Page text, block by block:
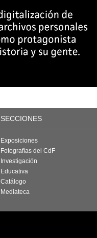
SECCIONES
Exposiciones
Fotografías del CdF
Investigación
Educativa
Catálogo
Mediateca